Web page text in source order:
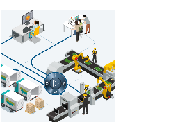
工
…
数字化工厂
数字化工厂 整合产品
周期
了解方案